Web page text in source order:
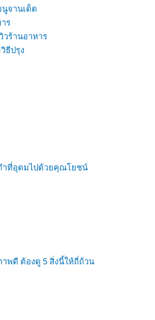
นูจานเด็ด
ร
วร้านอาหาร
ธีปรุง
ดำที่อุดมไปด้วยคุณโยชน์
พดี ต้องดู 5 สิ่งนี้ให้ถี่ถ้วน